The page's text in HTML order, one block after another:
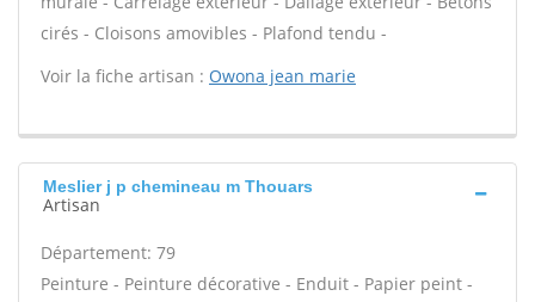
cirés - Cloisons amovibles - Plafond tendu -
Voir la fiche artisan : Owona jean marie
Meslier j p chemineau m Thouars
Artisan
Département: 79
Peinture - Peinture décorative - Enduit - Papier peint -